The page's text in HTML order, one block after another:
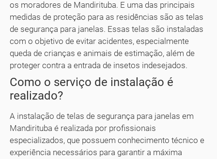
os moradores de Mandirituba. E uma das principais
medidas de proteção para as residências são as telas
de segurança para janelas. Essas telas são instaladas
com o objetivo de evitar acidentes, especialmente
queda de crianças e animais de estimação, além de
proteger contra a entrada de insetos indesejados.
Como o serviço de instalação é
realizado?
A instalação de telas de segurança para janelas em
Mandirituba é realizada por profissionais
especializados, que possuem conhecimento técnico e
experiência necessários para garantir a máxima